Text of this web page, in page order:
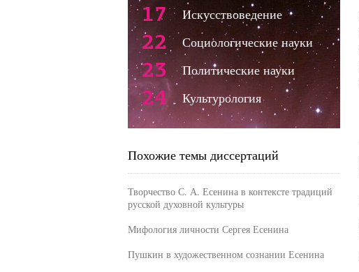
17 Искусствоведение
22 Социологические науки
23 Политические науки
24 Культурология
Похожие темы диссертаций
Творчество С. А. Есенина в контексте традиций
русской духовной культуры
Мифология личности Сергея Есенина
Пушкин в художественном сознании Есенина